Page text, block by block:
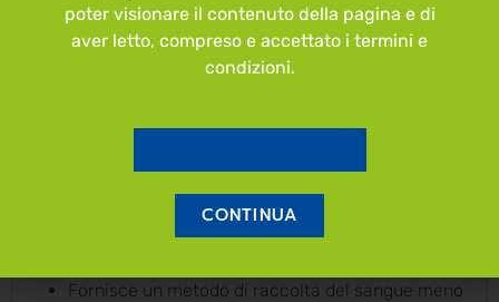
rischi associati al prelievo di sangue
Basso indice di emolisi, garantendo una qualita
Fornisce un metodo di raccolta del sangue meno
poter visionare il contenuto della pagina e di
aver letto, compreso e accettato i termini e
condizioni.
CONTINUA